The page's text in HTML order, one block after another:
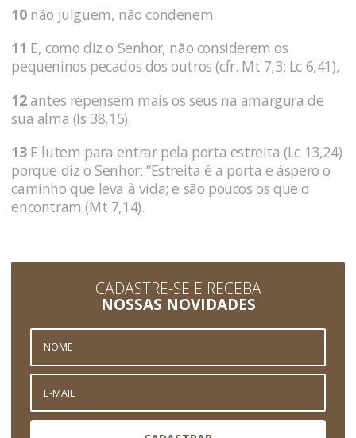
10não julguem, não condenem.
11 E, como diz o Senhor, não considerem os
pequeninos pecados dos outros (cfr. Mt 7,3; Lc 6,41),
12antes repensem mais os seus na amargura de
sua alma (Is 38,15).
13E lutem para entrar pela porta estreita (Lc 13,24)
porque diz o Senhor: “Estreita é a porta e áspero o
caminho que leva à vida; e são poucos os que o
encontram (Mt 7,14).
CADASTRE-SE E RECEBA
NOSSAS NOVIDADES